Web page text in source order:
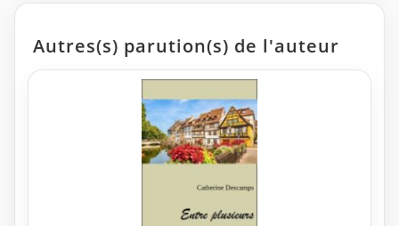
Autres(s) parution(s) de l'auteur